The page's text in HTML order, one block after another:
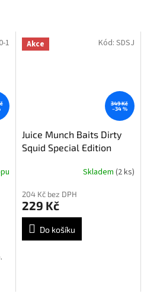
1 Akce
349 Kč
–34 %
Juice Munch Baits Dirty
Squid Special Edition
Skladem (2 ks)
204 Kč bez DPH
229 Kč
Do košíku
Kód: SDSJ